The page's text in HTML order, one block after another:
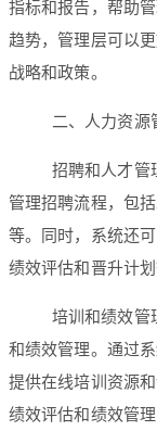
指标和报告，帮助
趋势，管理层可以
战略和政策。
二、人力资源
招聘和人才管
管理招聘流程，包
等。同时，系统还
绩效评估和晋升计划
培训和绩效管
和绩效管理。通过
提供在线培训资源
绩效评估和绩效管